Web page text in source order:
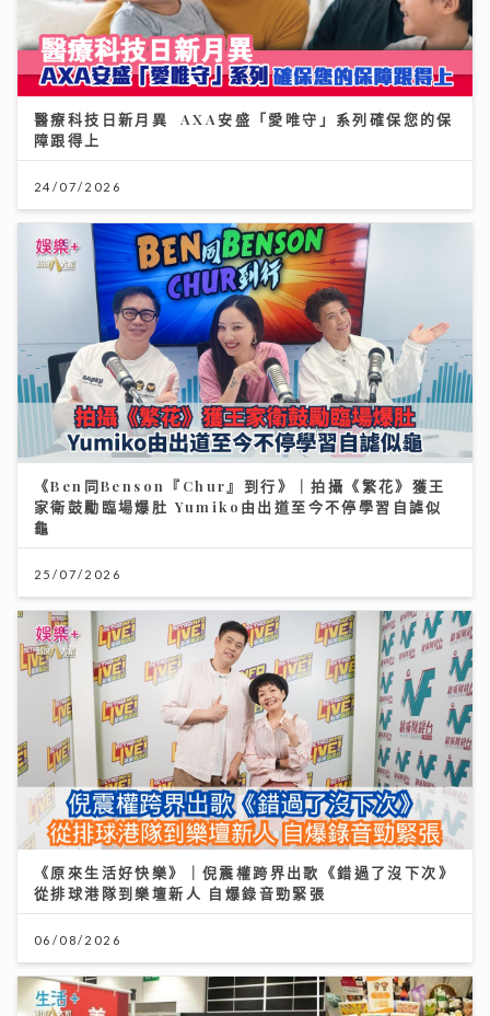
醫療科技日新月異 AXA安盛「愛唯守」系列確保您的保
障跟得上
24/07/2026
《Ben同Benson『Chur』到行》｜拍攝《繁花》獲王
家衛鼓勵臨場爆肚 Yumiko由出道至今不停學習自謔似
龜
25/07/2026
《原來生活好快樂》｜倪震權跨界出歌《錯過了沒下次》
從排球港隊到樂壇新人 自爆錄音勁緊張
06/08/2026